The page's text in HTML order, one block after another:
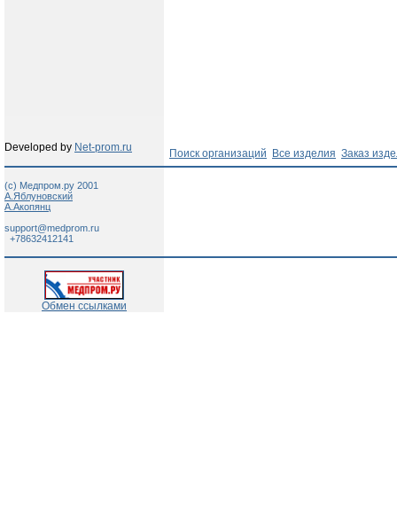
Developed by Net-prom.ru Поиск организаций Все изделия Заказ
(c) Медпром.ру 2001
А.Яблуновский
А.Акопянц
support@medprom.ru
+78632412141
Обмен ссылками